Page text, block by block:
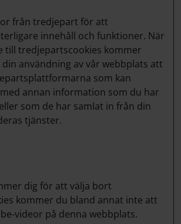
från tredjepart för att
innehåll och funktioner. När
till tredjepartscookies kommer
användning av vår webbplats att
som kan
annan information som du har
som de har samlat in från din
tjänster.
dig för att välja bort
kommer du bland annat inte att
videor på denna webbplats.